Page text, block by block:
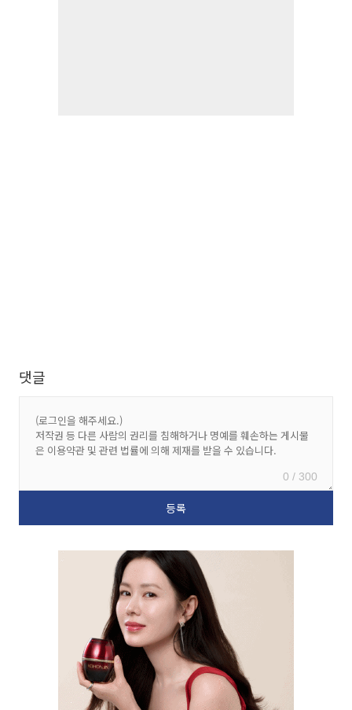
댓글
0 / 300